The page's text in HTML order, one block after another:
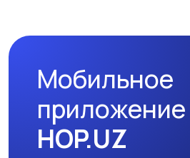
Мобильное
приложение
HOP.UZ